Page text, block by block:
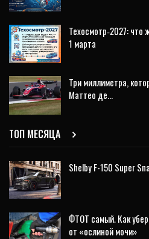
Техосмотр‑2027: что
1 марта
Три миллиметра,
Маттео де…
ТОП МЕСЯЦА
Shelby F-150 Super
ФТОТ самый. Как
от «ослиной мочи»